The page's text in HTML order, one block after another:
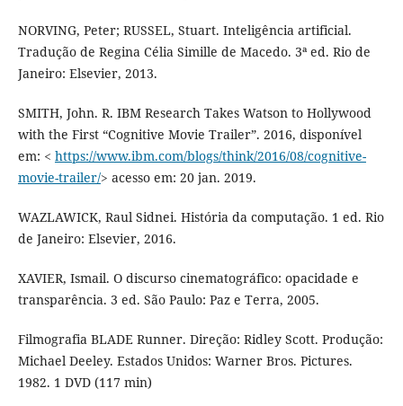
NORVING, Peter; RUSSEL, Stuart. Inteligência artificial.
Tradução de Regina Célia Simille de Macedo. 3ª ed. Rio de
Janeiro: Elsevier, 2013.
SMITH, John. R. IBM Research Takes Watson to Hollywood
with the First “Cognitive Movie Trailer”. 2016, disponível
em: < https://www.ibm.com/blogs/think/2016/08/cognitive-
movie-trailer/> acesso em: 20 jan. 2019.
WAZLAWICK, Raul Sidnei. História da computação. 1 ed. Rio
de Janeiro: Elsevier, 2016.
XAVIER, Ismail. O discurso cinematográfico: opacidade e
transparência. 3 ed. São Paulo: Paz e Terra, 2005.
Filmografia BLADE Runner. Direção: Ridley Scott. Produção:
Michael Deeley. Estados Unidos: Warner Bros. Pictures.
1982. 1 DVD (117 min)